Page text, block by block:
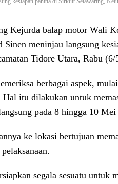
Kejurda balap motor Wali
meninjau langsung
Tidore Utara, Rabu (6/
berbagai aspek,
itu dilakukan untuk
pada 8 hingga 10 Mei
ke lokasi bertujuan
segala sesuatu untuk